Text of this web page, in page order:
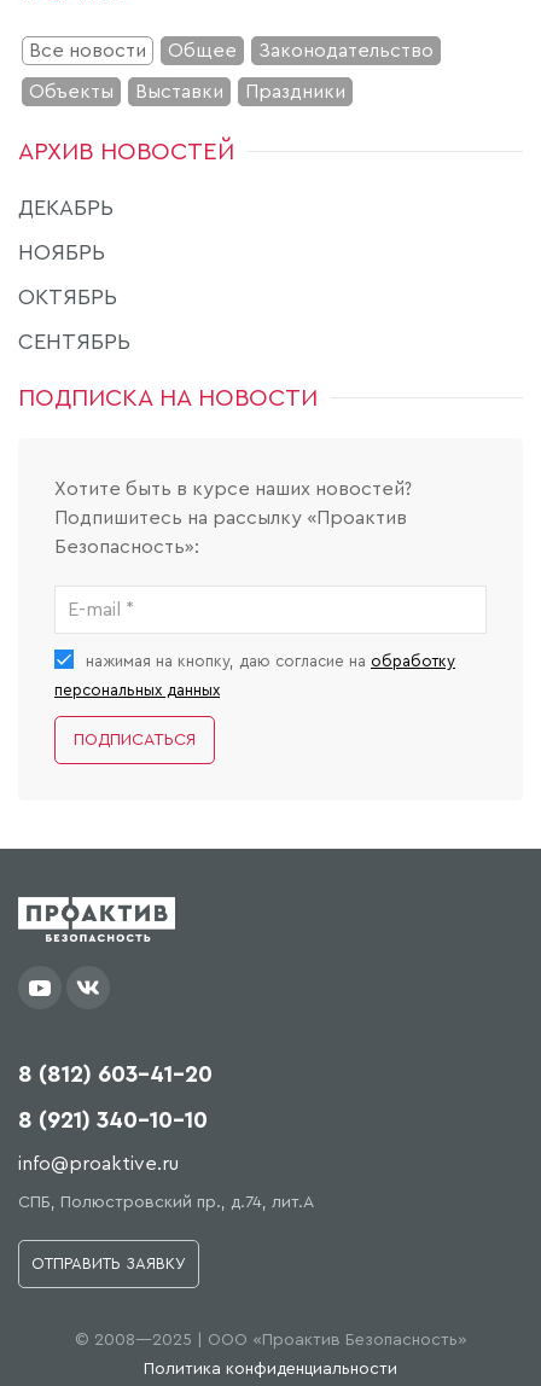
Все новости Общее Законодательство
Объекты Выставки Праздники
АРХИВ НОВОСТЕЙ
ДЕКАБРЬ
НОЯБРЬ
ОКТЯБРЬ
СЕНТЯБРЬ
ПОДПИСКА НА НОВОСТИ
Хотите быть в курсе наших новостей?
Подпишитесь на рассылку «Проактив
Безопасность»:
нажимая на кнопку, даю согласие на обработку
персональных данных
8 (812) 603-41-20
8 (921) 340-10-10
info@proaktive.ru
СПБ, Полюстровский пр., д.74, лит.А
ОТПРАВИТЬ ЗАЯВКУ
© 2008—2025 | ООО «Проактив Безопасность»
Политика конфиденциальности